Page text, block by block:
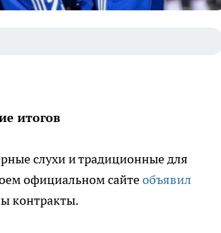
итогов
слухи и традиционные для
официальном сайтеобъявил
контракты.